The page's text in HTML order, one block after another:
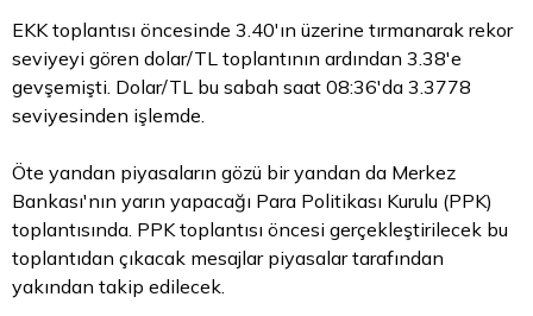
EKK toplantısı öncesinde 3.40'ın üzerine tırmanarak rekor
seviyeyi gören dolar/TL toplantının ardından 3.38'e
gevşemişti. Dolar/TL bu sabah saat 08:36'da 3.3778
seviyesinden işlemde.
Öte yandan piyasaların gözü bir yandan da Merkez
Bankası'nın yarın yapacağı Para Politikası Kurulu (PPK)
toplantısında. PPK toplantısı öncesi gerçekleştirilecek bu
toplantıdan çıkacak mesajlar piyasalar tarafından
yakından takip edilecek.